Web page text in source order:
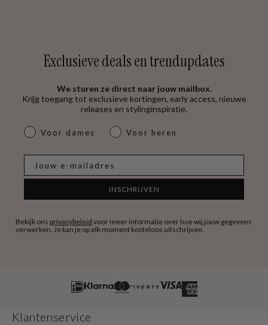
Exclusieve deals en trendupdates
We sturen ze direct naar jouw mailbox.
Krijg toegang tot exclusieve kortingen, early access, nieuwe
releases en stylinginspiratie.
dames & heren
Voor dames Voor heren
INSCHRIJVEN
Bekijk ons privacybeleid voor meer informatie over hoe wij jouw gegevens
verwerken. Je kan je op elk moment kosteloos uitschrijven.
Klantenservice